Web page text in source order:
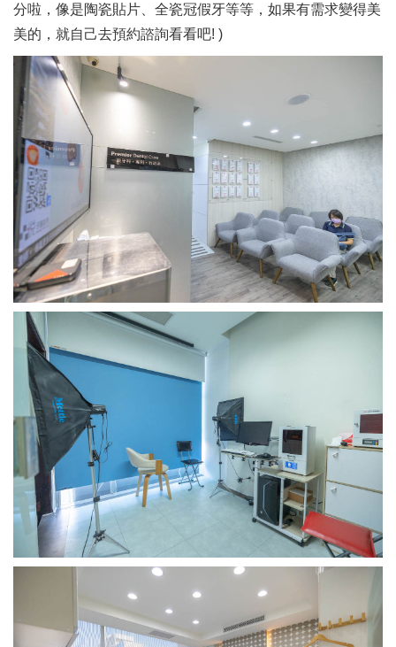
分啦，像是陶瓷貼片、全瓷冠假牙等等，如果有需求變得美
美的，就自己去預約諮詢看看吧! )